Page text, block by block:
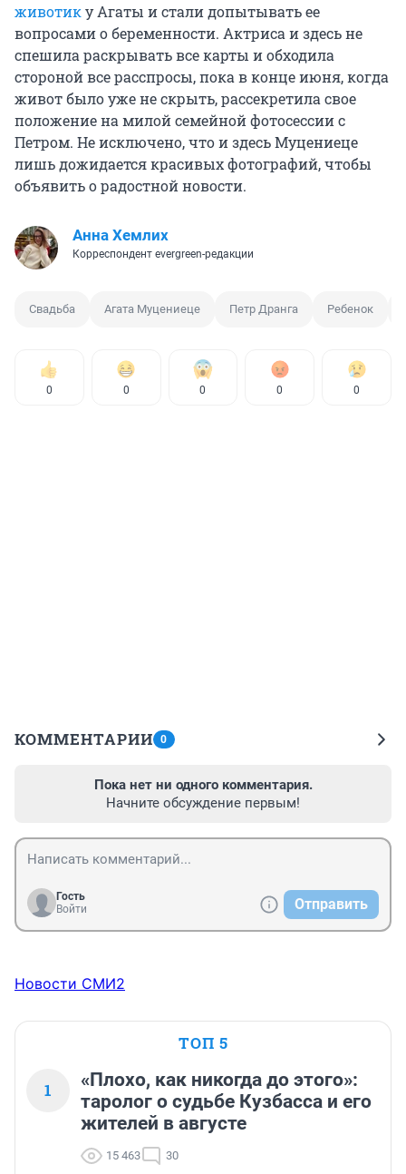
животику Агаты и стали допытывать ее
вопросами о беременности. Актриса и здесь не
спешила раскрывать все карты и обходила
стороной все расспросы, пока в конце июня, когда
живот было уже не скрыть, рассекретила свое
положение на милой семейной фотосессии с
Петром. Не исключено, что и здесь Муцениеце
лишь дожидается красивых фотографий, чтобы
объявить о радостной новости.
Анна Хемлих
Корреспондент evergreen-редакции
Свадьба Агата Муцениеце Петр Дранга Ребенок
0 0 0 0 0
КОММЕНТАРИИ 0
Пока нет ни одного комментария.
Начните обсуждение первым!
Гость
Войти
Отправить
Новости СМИ2
ТОП 5
1
«Плохо, как никогда до этого»:
таролог о судьбе Кузбасса и его
жителей в августе
15 463 30